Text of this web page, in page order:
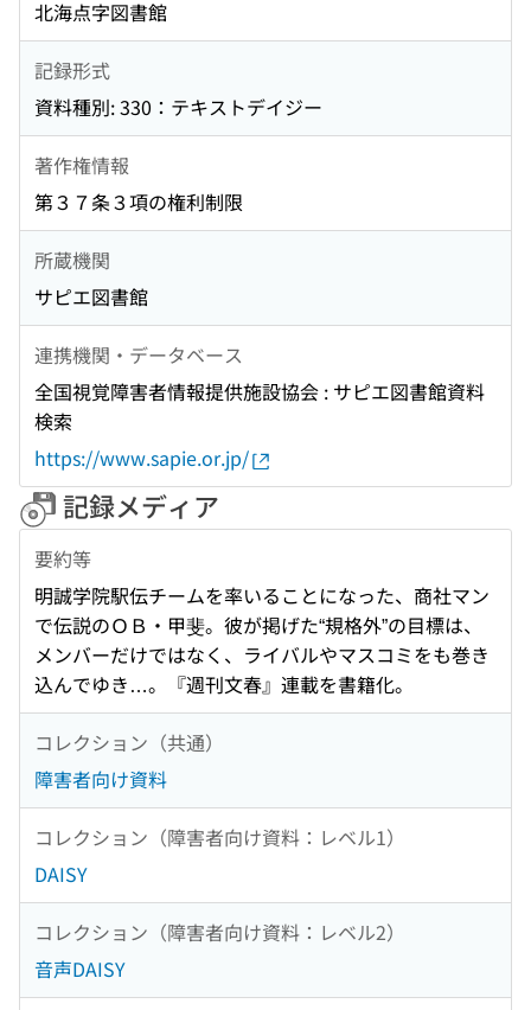
北海点字図書館
記録形式
資料種別: 330：テキストデイジー
著作権情報
第３７条３項の権利制限
所蔵機関
サピエ図書館
連携機関・データベース
全国視覚障害者情報提供施設協会 : サピエ図書館資料
検索
https://www.sapie.or.jp/
記録メディア
要約等
明誠学院駅伝チームを率いることになった、商社マン
で伝説のＯＢ・甲斐。彼が掲げた“規格外”の目標は、
メンバーだけではなく、ライバルやマスコミをも巻き
込んでゆき…。『週刊文春』連載を書籍化。
コレクション（共通）
障害者向け資料
コレクション（障害者向け資料：レベル1）
DAISY
コレクション（障害者向け資料：レベル2）
音声DAISY